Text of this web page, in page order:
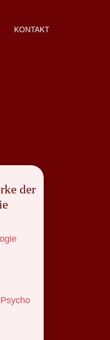
KONTAKT
der